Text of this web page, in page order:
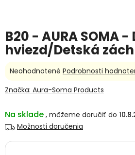
B20 - AURA SOMA -
hviezd/Detská
Na sklade
Možnosti doručenia
Priemerné
produktu
z
5
Neohodnotené Podrobnosti
Značka: Aura-Soma Products